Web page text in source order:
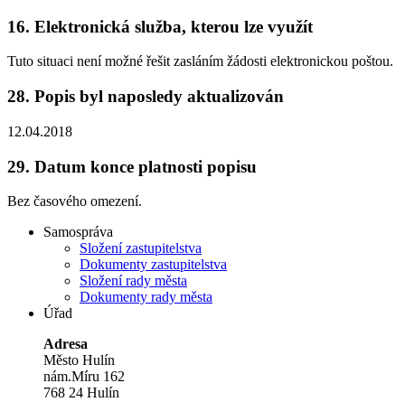
16. Elektronická služba, kterou lze využít
Tuto situaci není možné řešit zasláním žádosti elektronickou poštou.
28. Popis byl naposledy aktualizován
12.04.2018
29. Datum konce platnosti popisu
Bez časového omezení.
Samospráva
Složení zastupitelstva
Dokumenty zastupitelstva
Složení rady města
Dokumenty rady města
Úřad
Adresa
Město Hulín
nám.Míru 162
768 24 Hulín